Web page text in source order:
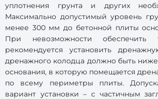
уплотнения грунта и других
Максимально допустимый уровень
менее 300 мм до бетонной плиты
При невозможности обеспечить
рекомендуется установить
дренажного колодца должно быть
основания, в которую помещается
по всему периметры плиты.
вариант установки – с частичным